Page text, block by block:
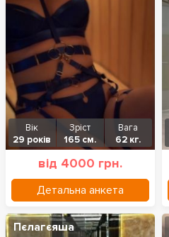
Вік
29 років
Зріст
165 см.
Вага
62 кг.
від 4000 грн.
Детальна анкета
Пєлагєяша